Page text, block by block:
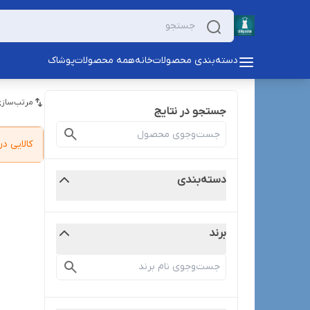
دسته‌بندی محصولاتخانههمه محصولاتپوشاک
جستجو در نتایج
دسته‌بندی
برند